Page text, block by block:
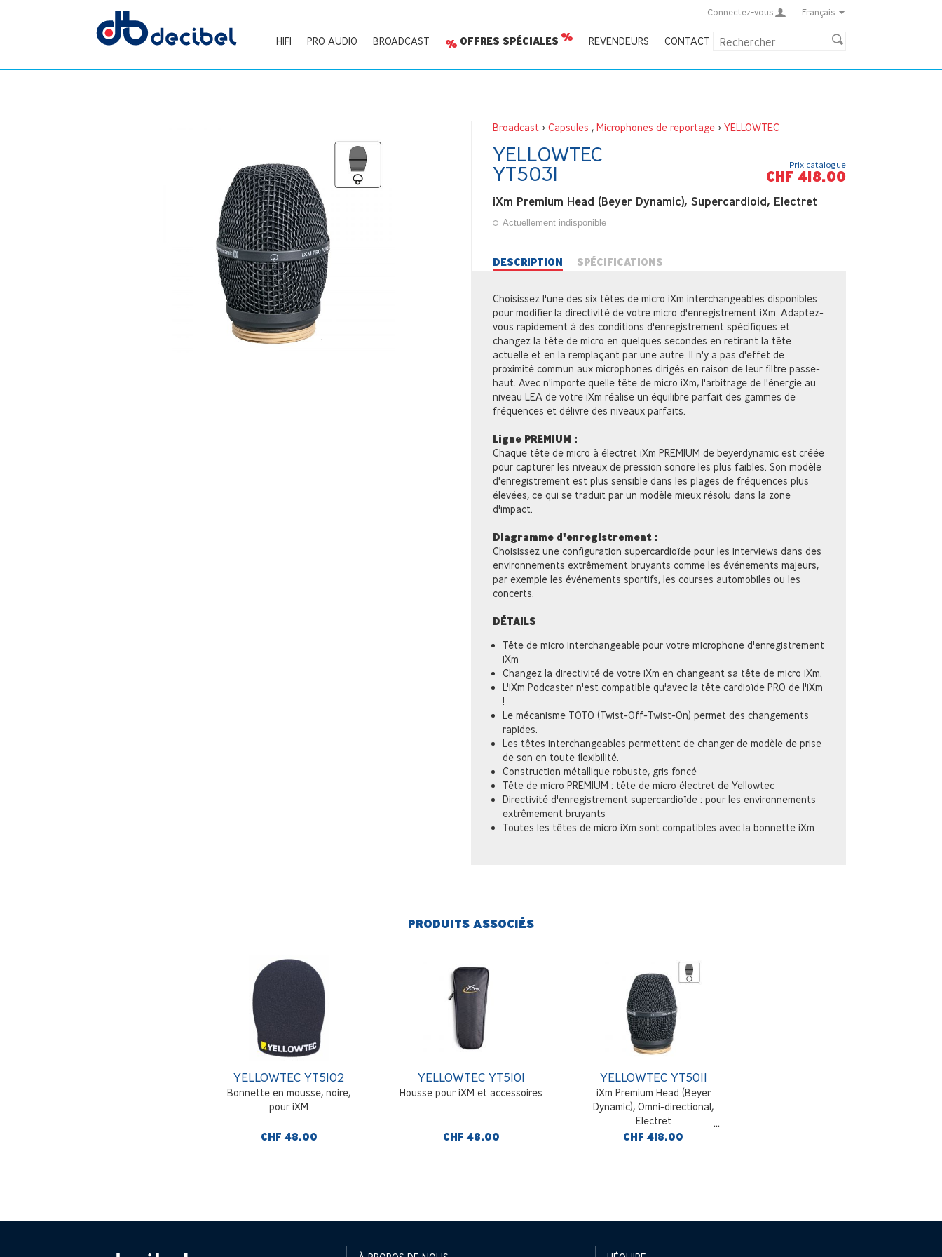
Connectez-vous Français
HIFI PRO AUDIO BROADCAST OFFRES SPÉCIALES REVENDEURS CONTACT
Broadcast > Capsules , Microphones de reportage> YELLOWTEC
YELLOWTEC
YT5031
iXm Premium Head (Beyer Dynamic), Supercardioid, Electret
Actuellement indisponible
Prix catalogue
CHF 418.00
DESCRIPTION SPÉCIFICATIONS
Choisissez l'une des six têtes de micro iXm interchangeables disponibles
pour modifier la directivité de votre micro d'enregistrement iXm. Adaptez-
vous rapidement à des conditions d'enregistrement spécifiques et
changez la tête de micro en quelques secondes en retirant la tête
actuelle et en la remplaçant par une autre. Il n'y a pas d'effet de
proximité commun aux microphones dirigés en raison de leur filtre passe-
haut. Avec n'importe quelle tête de micro iXm, l'arbitrage de l'énergie au
niveau LEA de votre iXm réalise un équilibre parfait des gammes de
fréquences et délivre des niveaux parfaits.
Ligne PREMIUM :
Chaque tête de micro à électret iXm PREMIUM de beyerdynamic est créée
pour capturer les niveaux de pression sonore les plus faibles. Son modèle
d'enregistrement est plus sensible dans les plages de fréquences plus
élevées, ce qui se traduit par un modèle mieux résolu dans la zone
d'impact.
Diagramme d'enregistrement :
Choisissez une configuration supercardioïde pour les interviews dans des
environnements extrêmement bruyants comme les événements majeurs,
par exemple les événements sportifs, les courses automobiles ou les
concerts.
DÉTAILS
Tête de micro interchangeable pour votre microphone d'enregistrement
iXm
Changez la directivité de votre iXm en changeant sa tête de micro iXm.
L'iXm Podcaster n'est compatible qu'avec la tête cardioïde PRO de l'iXm
!
Le mécanisme TOTO (Twist-Off-Twist-On) permet des changements
rapides.
Les têtes interchangeables permettent de changer de modèle de prise
de son en toute flexibilité.
Construction métallique robuste, gris foncé
Tête de micro PREMIUM : tête de micro électret de Yellowtec
Directivité d'enregistrement supercardioïde : pour les environnements
extrêmement bruyants
Toutes les têtes de micro iXm sont compatibles avec la bonnette iXm
PRODUITS ASSOCIÉS
YELLOWTEC YT5102
Bonnette en mousse, noire,
pour iXM
CHF 48.00
YELLOWTEC YT5101
Housse pour iXM et accessoires
CHF 48.00
YELLOWTEC YT5011
iXm Premium Head (Beyer
Dynamic), Omni-directional,
Electret
CHF 418.00